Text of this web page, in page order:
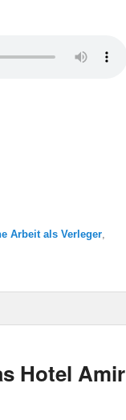
Arbeit als Verleger
Hotel Amir